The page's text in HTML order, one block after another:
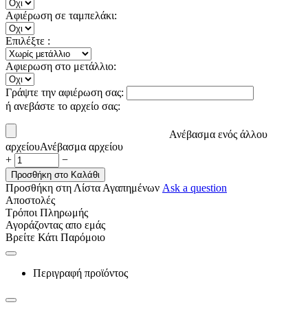
Αφιέρωση σε ταμπελάκι:
Επιλέξτε :
Αφιερωση στο μετάλλιο:
Γράψτε την αφιέρωση σας:
ή ανεβάστε το αρχείο σας:
Ανέβασμα ενός άλλου
αρχείουΑνέβασμα αρχείου
+
−
Προσθήκη στο Καλάθι
Προσθήκη στη Λίστα Αγαπημένων Ask a question
Αποστολές
Τρόποι Πληρωμής
Αγοράζοντας απο εμάς
Βρείτε Κάτι Παρόμοιο
Περιγραφή προϊόντος